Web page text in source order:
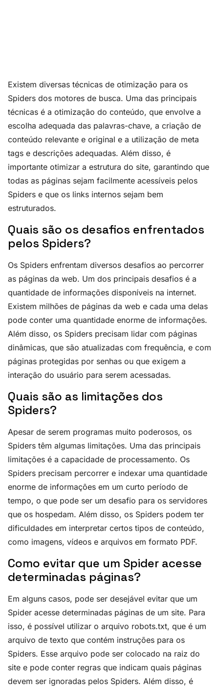
Existem diversas técnicas de otimização para os
Spiders dos motores de busca. Uma das principais
técnicas é a otimização do conteúdo, que envolve a
escolha adequada das palavras-chave, a criação de
conteúdo relevante e original e a utilização de meta
tags e descrições adequadas. Além disso, é
importante otimizar a estrutura do site, garantindo que
todas as páginas sejam facilmente acessíveis pelos
Spiders e que os links internos sejam bem
estruturados.
Quais são os desafios enfrentados
pelos Spiders?
Os Spiders enfrentam diversos desafios ao percorrer
as páginas da web. Um dos principais desafios é a
quantidade de informações disponíveis na internet.
Existem milhões de páginas da web e cada uma delas
pode conter uma quantidade enorme de informações.
Além disso, os Spiders precisam lidar com páginas
dinâmicas, que são atualizadas com frequência, e com
páginas protegidas por senhas ou que exigem a
interação do usuário para serem acessadas.
Quais são as limitações dos
Spiders?
Apesar de serem programas muito poderosos, os
Spiders têm algumas limitações. Uma das principais
limitações é a capacidade de processamento. Os
Spiders precisam percorrer e indexar uma quantidade
enorme de informações em um curto período de
tempo, o que pode ser um desafio para os servidores
que os hospedam. Além disso, os Spiders podem ter
dificuldades em interpretar certos tipos de conteúdo,
como imagens, vídeos e arquivos em formato PDF.
Como evitar que um Spider acesse
determinadas páginas?
Em alguns casos, pode ser desejável evitar que um
Spider acesse determinadas páginas de um site. Para
isso, é possível utilizar o arquivo robots.txt, que é um
arquivo de texto que contém instruções para os
Spiders. Esse arquivo pode ser colocado na raiz do
site e pode conter regras que indicam quais páginas
devem ser ignoradas pelos Spiders. Além disso, é